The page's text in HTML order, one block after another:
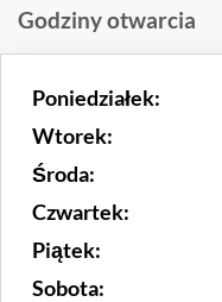
Godziny otwarcia
Poniedziałek:
Wtorek:
Środa:
Czwartek:
Piątek:
Sobota: